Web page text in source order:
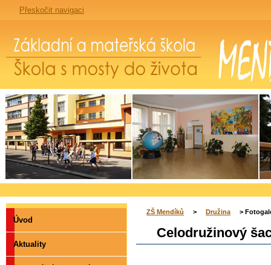
Přeskočit navigaci
Úvod
Aktuality
ZŠ Mendíků > Družina >
Celodružinový